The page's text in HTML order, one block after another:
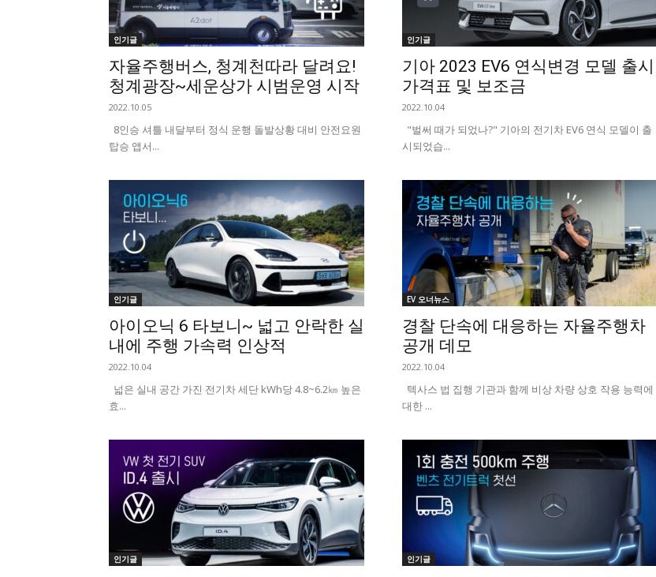
인기글
자율주행버스, 청계천따라 달려요!
청계광장~세운상가 시범운영 시작
2022.10.05
8인승 셔틀 내달부터 정식 운행 돌발상황 대비 안전요원
탑승 앱서...
인기글
기아 2023 EV6 연식변경 모델 출시
가격표 및 보조금
2022.10.04
"벌써 때가 되었나?" 기아의 전기차 EV6 연식 모델이 출
시되었습...
인기글
아이오닉 6 타보니~ 넓고 안락한 실
내에 주행 가속력 인상적
2022.10.04
넓은 실내 공간 가진 전기차 세단 kWh당 4.8~6.2㎞ 높은
효...
EV 오너뉴스
경찰 단속에 대응하는 자율주행차
공개 데모
2022.10.04
텍사스 법 집행 기관과 함께 비상 차량 상호 작용 능력에
대한 ...
인기글 인기글